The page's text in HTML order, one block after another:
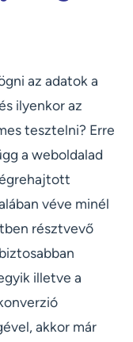
az adatok a
ilyenkor az
tesztelni? Erre
a weboldalad
véve minél
résztvevő
illetve a
akkor már